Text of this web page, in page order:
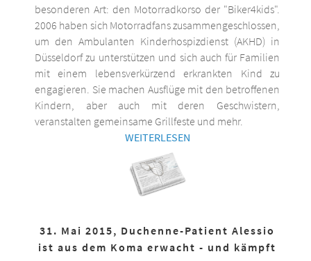
besonderen Art: den Motorradkorso der "Biker4kids".
2006 haben sich Motorradfans zusammengeschlossen,
um den Ambulanten Kinderhospizdienst (AKHD) in
Düsseldorf zu unterstützen und sich auch für Familien
mit einem lebensverkürzend erkrankten Kind zu
engagieren. Sie machen Ausflüge mit den betroffenen
Kindern, aber auch mit deren Geschwistern,
veranstalten gemeinsame Grillfeste und mehr.
WEITERLESEN
31. Mai 2015, Duchenne-Patient Alessio
ist aus dem Koma erwacht - und kämpft